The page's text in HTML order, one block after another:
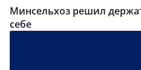
Минсельхоз решил
себе